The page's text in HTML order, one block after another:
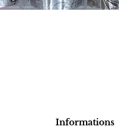
Informations